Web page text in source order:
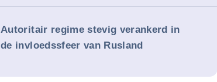
Autoritair regime stevig verankerd in
de invloedssfeer van Rusland